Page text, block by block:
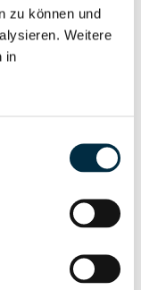
zu können und
Weitere
in